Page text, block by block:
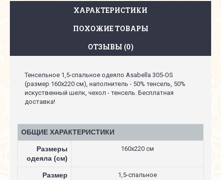
ХАРАКТЕРИСТИКИ
ПОХОЖИЕ ТОВАРЫ
ОТЗЫВЫ (0)
Тенсельное 1,5-спальное одеяло Asabella 305-OS
(размер 160х220 см), наполнитель - 50% тенсель, 50%
искуственный шелк, чехол - тенсель. Бесплатная
доставка!
ОБЩИЕ ХАРАКТЕРИСТИКИ
Размеры
одеяла (см)
160х220 см
Размер
1,5-спальное